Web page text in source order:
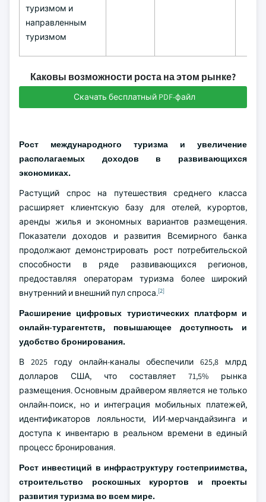
туризмом и
направленным
туризмом
Каковы возможности роста на этом рынке?
Скачать бесплатный PDF-файл
Рост международного туризма и увеличение
располагаемых доходов в развивающихся
экономиках.
Растущий спрос на путешествия среднего класса
расширяет клиентскую базу для отелей, курортов,
аренды жилья и экономных вариантов размещения.
Показатели доходов и развития Всемирного банка
продолжают демонстрировать рост потребительской
способности в ряде развивающихся регионов,
предоставляя операторам туризма более широкий
внутренний и внешний пул спроса.[2]
Расширение цифровых туристических платформ и
онлайн-турагентств, повышающее доступность и
удобство бронирования.
В 2025 году онлайн-каналы обеспечили 625,8 млрд
долларов США, что составляет 71,5% рынка
размещения. Основным драйвером является не только
онлайн-поиск, но и интеграция мобильных платежей,
идентификаторов лояльности, ИИ-мерчандайзинга и
доступа к инвентарю в реальном времени в единый
процесс бронирования.
Рост инвестиций в инфраструктуру гостеприимства,
строительство роскошных курортов и проекты
развития туризма во всем мире.